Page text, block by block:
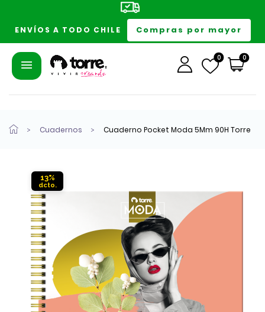
ENVÍOS A TODO CHILE Compras por mayor
0 0
Cuadernos Cuaderno Pocket Moda 5Mm 90H Torre
13%